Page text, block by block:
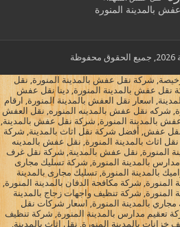
بالمدينة المنورة
شركة نقل عفش بالمدينة المنورة, نقل
نقل عفش بالمدينة المنورة, دينا نقل عفش
اسعار نقل العفش بالمدينة المنورة, ارقام
شركه نقل عفش بالمدينه المنوره, نقل العفش
بالمدينة المنورة, شركة نقل عفش بالمدينة,
نقل عفش, أفضل شركة نقل اثاث بالمدينة, شركة
اثاث بالمدينة المنورة, نقل عفش بالمدينه
المنورة, نقل عفش بالمدينة, شركة نقل غرف
بالمدينة المنورة, شركة تسليك مجارى
بالمدينة المنورة, تسليك مجارى بالمدينة
شركة مكافحة الدفان بالمدينة المنورة,
شركة تنظيف واجهات زجاج بالمدينة
بالمدينة المنورة, اسعار شركات نقل
تعقيم مدارس بالمدينة المنورة, شركة تنظيف
بالمدينة المنورة, نقل اثاث بالمدينة,